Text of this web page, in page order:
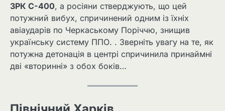
ЗРК С-400, а росіяни стверджують, що цей
потужний вибух, спричинений одним із їхніх
авіаударів по Черкаському Поріччю, знищив
українську систему ППО. . Зверніть увагу на те, як
потужна детонація в центрі спричинила принаймні
дві «вторинні» з обох боків…